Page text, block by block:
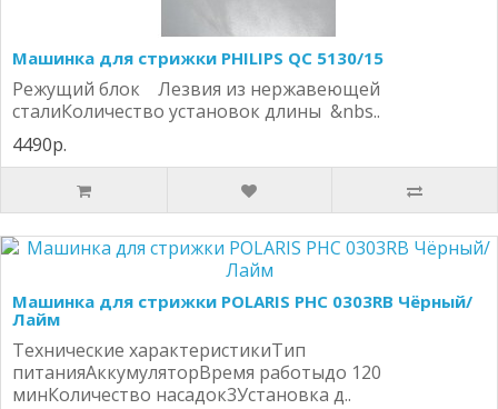
Машинка для стрижки PHILIPS QC 5130/15
Режущий блок Лезвия из нержавеющей
сталиКоличество установок длины &nbs..
4490р.
Машинка для стрижки POLARIS PHС 0303RB Чёрный/
Лайм
Технические характеристикиТип
питанияАккумуляторВремя работыдо 120
минКоличество насадок3Установка д..